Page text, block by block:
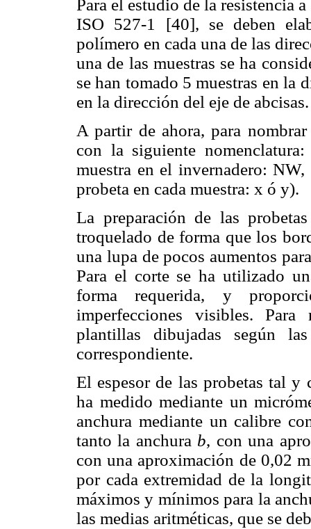
Para el estudio de la resistencia
ISO 527-1 [40], se deben
polímero en cada una de las
una de las muestras se ha
se han tomado 5 muestras en la
en la dirección del eje de abcisas.
A partir de ahora, para
con la siguiente
muestra en el invernadero:
probeta en cada muestra: x ó y).
La preparación de las
troquelado de forma que los
una lupa de pocos aumentos
Para el corte se ha utilizado
forma requerida, y
imperfecciones visibles.
plantillas dibujadas según
correspondiente.
El espesor de las probetas tal
ha medido mediante un
anchura mediante un calibre
tanto la anchura b, con una
con una aproximación de 0,02
por cada extremidad de la
máximos y mínimos para la
las medias aritméticas, que se